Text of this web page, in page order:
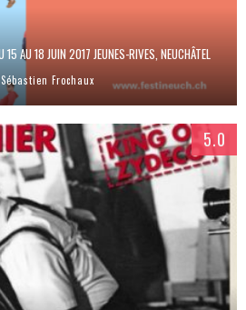
15 AU 18 JUIN 2017 JEUNES-RIVES, NEUCHÂTEL
Sébastien Frochaux
5.0